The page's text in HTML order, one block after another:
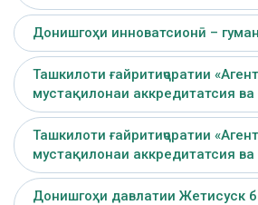
Донишгоҳи инноватсионӣ –
Ташкилоти ғайритиҷоратии
мустақилонаи аккредитатсия ва
Ташкилоти ғайритиҷоратии
мустақилонаи аккредитатсия ва
Донишгоҳи давлатии Жетисуск